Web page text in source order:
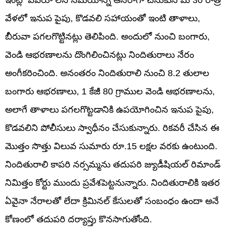
వేళలో ఇనుప పైపు, కొడవలి సహాయంతో ఇంటి తాళాలు,
బీరువా పగలగొట్టినట్లు తెలిపింది. అందులో నుంచి బంగారు,
వెండి ఆభరణాలను దొంగిలించినట్లు నిందితురాలు నేరం
అంగీకరించింది. అనంతరం నిందితురాలి నుంచి 8.2 తులాల
బంగారు ఆభరణాలు, 1 కేజీ 80 గ్రాముల వెండి ఆభరణాలను,
అలాగే తాళాలు పగలగొట్టడానికి ఉపయోగించిన ఇనుప పైపు,
కొడవలిని పోలీసులు స్వాధీనం చేసుకున్నారు. రికవరీ చేసిన ఈ
మొత్తం సొత్తు విలువ సుమారు రూ.15 లక్షల వరకు ఉంటుంది.
నిందితురాలి కాపరి నర్సమ్మను తదుపరి జ్యుడీషియల్ రిమాండ్
నిమిత్తం కోర్టు ముందు ప్రవేశపెట్టనున్నారు. నిందితురాలికి ఇతర
ఏవైనా నేరాలతో లేదా క్రిమినల్ కేసులతో సంబంధం ఉందా అనే
కోణంలో తదుపరి దర్యాప్తు కొనసాగుతోంది.